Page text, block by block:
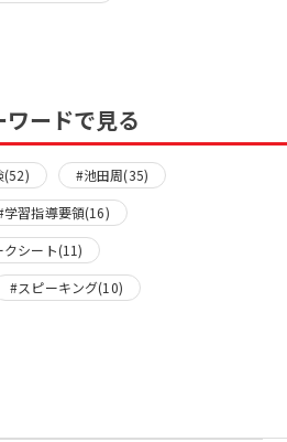
ワードで見る
(52)
#池田周(35)
学習指導要領(16)
クシート(11)
#スピーキング(10)